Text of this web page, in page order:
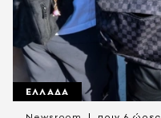
ΕΛΛΑΔΑ